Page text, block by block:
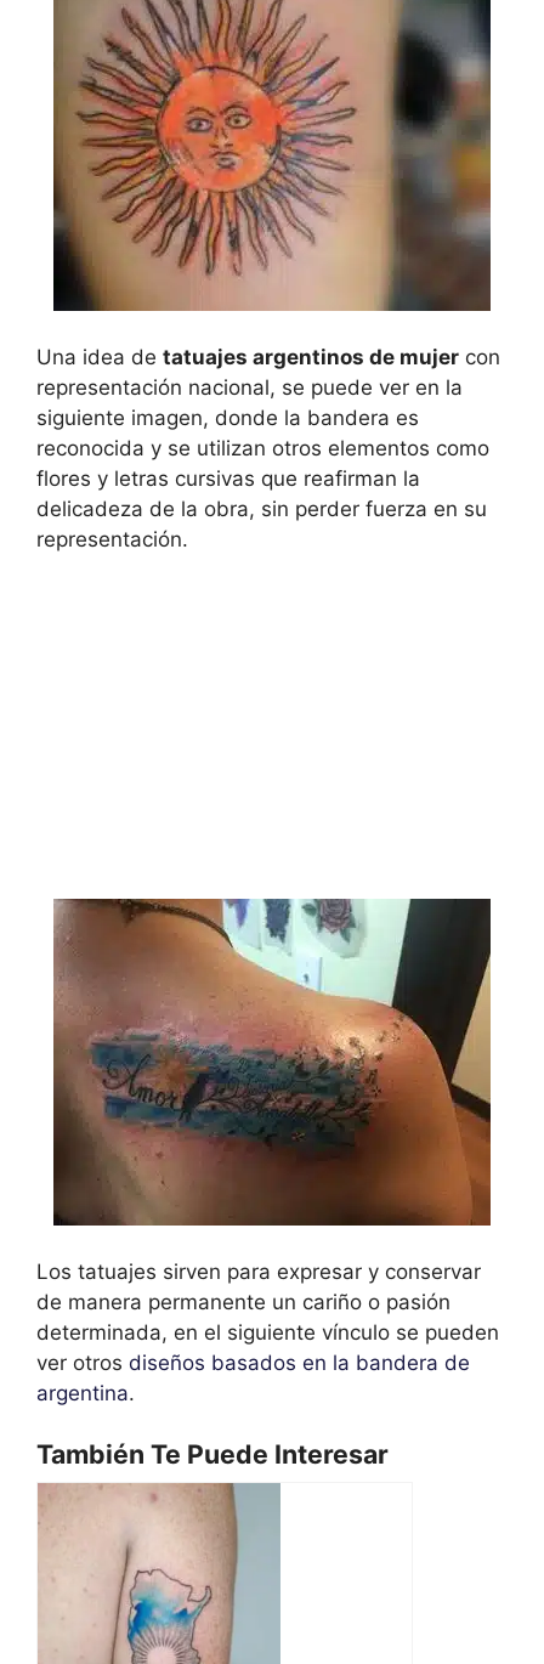
Una idea de tatuajes argentinos de mujer con
representación nacional, se puede ver en la
siguiente imagen, donde la bandera es
reconocida y se utilizan otros elementos como
flores y letras cursivas que reafirman la
delicadeza de la obra, sin perder fuerza en su
representación.
Los tatuajes sirven para expresar y conservar
de manera permanente un cariño o pasión
determinada, en el siguiente vínculo se pueden
ver otros diseños basados en la bandera de
argentina.
También Te Puede Interesar